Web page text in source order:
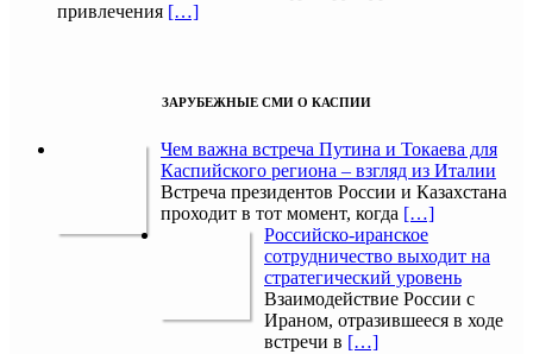
привлечения […]
ЗАРУБЕЖНЫЕ СМИ О КАСПИИ
Чем важна встреча Путина и Токаева для
Каспийского региона – взгляд из Италии
Встреча президентов России и Казахстана
проходит в тот момент, когда […]
Российско-иранское
сотрудничество выходит на
стратегический уровень
Взаимодействие России с
Ираном, отразившееся в ходе
встречи в […]